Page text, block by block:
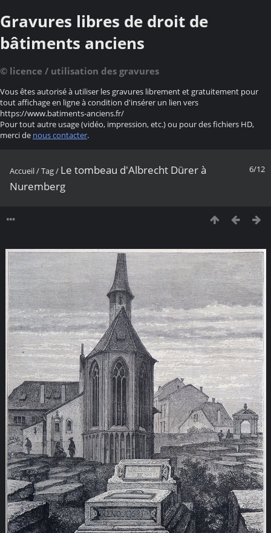
Gravures libres de droit de
bâtiments anciens
© licence / utilisation des gravures
Vous êtes autorisé à utiliser les gravures librement et gratuitement pour
tout affichage en ligne à condition d'insérer un lien vers
https://www.batiments-anciens.fr/
Pour tout autre usage (vidéo, impression, etc.) ou pour des fichiers HD,
merci de nous contacter.
6/12
Accueil/Tag/ Le tombeau d'Albrecht Dürer à
Nuremberg